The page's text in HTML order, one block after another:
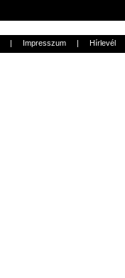
| Impresszum | Hírlevél